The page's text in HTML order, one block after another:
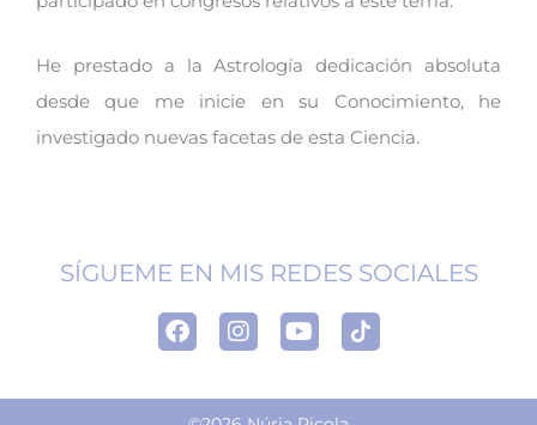
He prestado a la Astrología dedicación absoluta
desde que me inicie en su Conocimiento, he
investigado nuevas facetas de esta Ciencia.
SÍGUEME EN MIS REDES SOCIALES
F
a
e
b
I
n
t
a
Y
o
t
u
T
i
t